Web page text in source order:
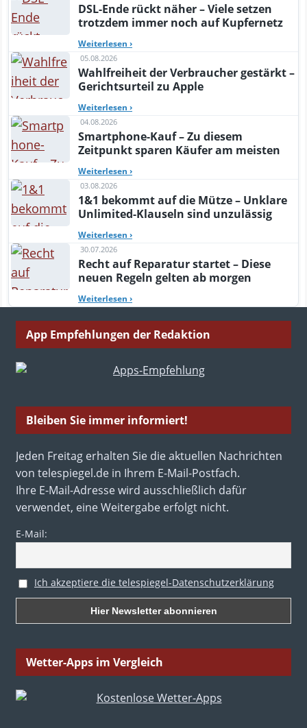
DSL-Ende rückt näher – Viele setzen
trotzdem immer noch auf Kupfernetz
Weiterlesen ›
05.08.2026
Wahlfreiheit der Verbraucher gestärkt –
Gerichtsurteil zu Apple
Weiterlesen ›
04.08.2026
Smartphone-Kauf – Zu diesem
Zeitpunkt sparen Käufer am meisten
Weiterlesen ›
03.08.2026
1&1 bekommt auf die Mütze – Unklare
Unlimited-Klauseln sind unzulässig
Weiterlesen ›
30.07.2026
Recht auf Reparatur startet – Diese
neuen Regeln gelten ab morgen
Weiterlesen ›
App Empfehlungen der Redaktion
Bleiben Sie immer informiert!
Jeden Freitag erhalten Sie die aktuellen Nachrichten
von telespiegel.de in Ihrem E-Mail-Postfach.
Ihre E-Mail-Adresse wird ausschließlich dafür
verwendet, eine Weitergabe erfolgt nicht.
E-Mail:
Ich akzeptiere die telespiegel-Datenschutzerklärung
Wetter-Apps im Vergleich